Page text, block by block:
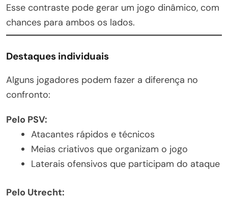
Esse contraste pode gerar um jogo dinâmico, com
chances para ambos os lados.
Destaques individuais
Alguns jogadores podem fazer a diferença no
confronto:
Pelo PSV:
Atacantes rápidos e técnicos
Meias criativos que organizam o jogo
Laterais ofensivos que participam do ataque
Pelo Utrecht: